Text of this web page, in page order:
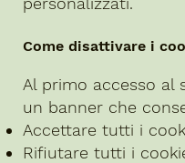
Come disattivare i
Al primo accesso al
un banner che
Accettare tutti i
Rifiutare tutti i